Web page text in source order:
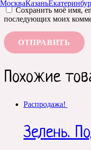
МоскваКазань
Сохранить моё имя,
последующих моих
Похожие
Распродажа!
Зелень.